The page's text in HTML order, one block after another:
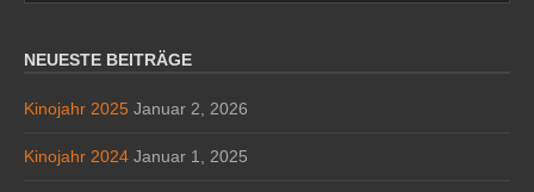
NEUESTE BEITRÄGE
Kinojahr 2025 Januar 2, 2026
Kinojahr 2024 Januar 1, 2025